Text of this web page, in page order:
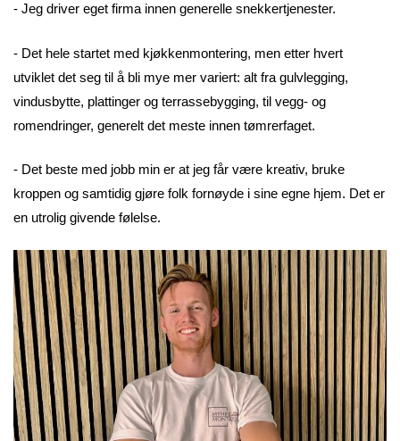
- Jeg driver eget firma innen generelle snekkertjenester.
- Det hele startet med kjøkkenmontering, men etter hvert
utviklet det seg til å bli mye mer variert: alt fra gulvlegging,
vindusbytte, plattinger og terrassebygging, til vegg- og
romendringer, generelt det meste innen tømrerfaget.
- Det beste med jobb min er at jeg får være kreativ, bruke
kroppen og samtidig gjøre folk fornøyde i sine egne hjem. Det er
en utrolig givende følelse.